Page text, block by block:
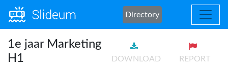
Directory
1e jaar Marketing
H1
DOWNLOAD REPORT